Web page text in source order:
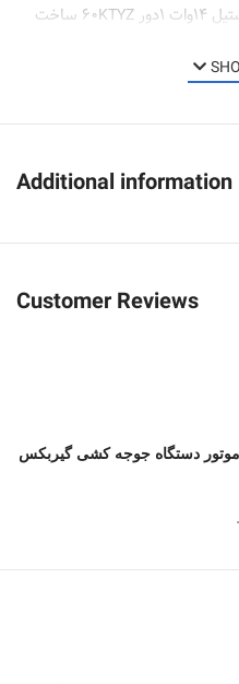
موتور دستگاه جوجه کشی گیربکس استیل 14وات 1دور 60KTYZ ساخت
می باشد.
قیمت موتور دستگاه جوجه
این فروشگاه اینترنتی از ساعت ۹صبح تا ۷ بعد از ظهر آماده پاسخگویی به
بادوام
Additional information
Customer Reviews
دستگاه جوجه کشی گیربکس